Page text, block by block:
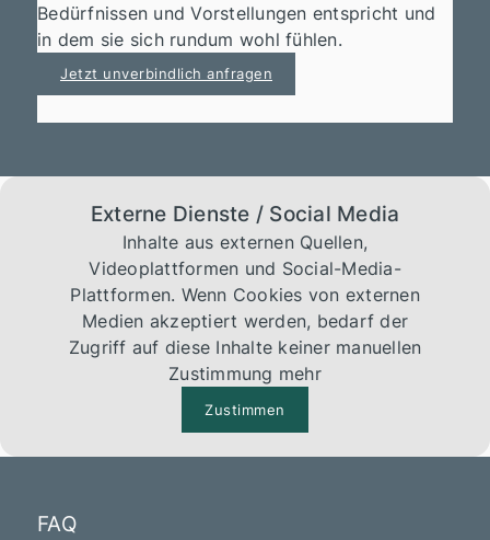
Bedürfnissen und Vorstellungen entspricht und
in dem sie sich rundum wohl fühlen.
Jetzt unverbindlich anfragen
Externe Dienste / Social Media
Inhalte aus externen Quellen,
Videoplattformen und Social-Media-
Plattformen. Wenn Cookies von externen
Medien akzeptiert werden, bedarf der
Zugriff auf diese Inhalte keiner manuellen
Zustimmung mehr
Zustimmen
FAQ